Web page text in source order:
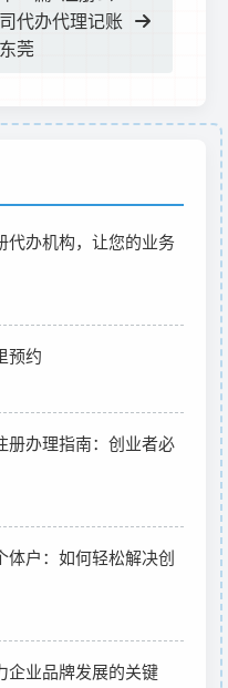
司代办代理记账
东莞
代办机构，让您的业务
预约
册办理指南：创业者必
体户：如何轻松解决创
企业品牌发展的关键